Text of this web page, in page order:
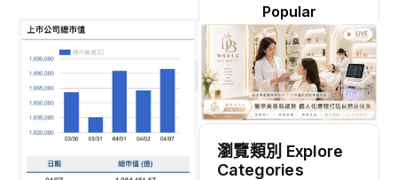
Popular
瀏覽類別 Explore
Categories